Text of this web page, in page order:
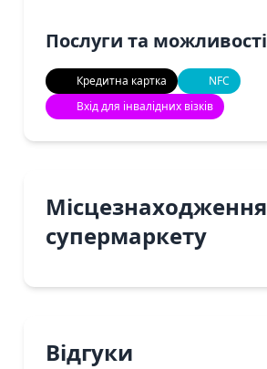
Послуги та можливості
Кредитна картка
NFC
Вхід для інвалідних візків
Місцезнаходження
супермаркету
Відгуки